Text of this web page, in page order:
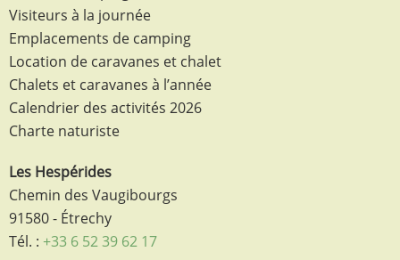
Visiteurs à la journée
Emplacements de camping
Location de caravanes et chalet
Chalets et caravanes à l’année
Calendrier des activités 2026
Charte naturiste
Les Hespérides
Chemin des Vaugibourgs
91580 - Étrechy
Tél. : +33 6 52 39 62 17